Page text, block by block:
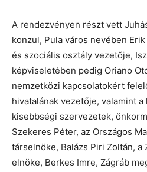
A rendezvényen részt vett
konzul, Pula város nevében
és szociális osztály vezetője,
képviseletében pedig Oriano
nemzetközi kapcsolatokért
hivatalának vezetője, valamint
kisebbségi szervezetek,
Szekeres Péter, az Országos
társelnöke, Balázs Piri Zoltán, a
elnöke, Berkes Imre, Zágráb